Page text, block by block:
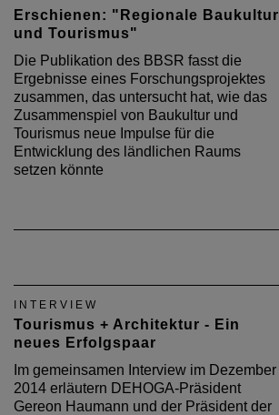
Erschienen: "Regionale Baukultur
und Tourismus"
Die Publikation des BBSR fasst die
Ergebnisse eines Forschungsprojektes
zusammen, das untersucht hat, wie das
Zusammenspiel von Baukultur und
Tourismus neue Impulse für die
Entwicklung des ländlichen Raums
setzen könnte
INTERVIEW
Tourismus + Architektur - Ein
neues Erfolgspaar
Im gemeinsamen Interview im Dezember
2014 erläutern DEHOGA-Präsident
Gereon Haumann und der Präsident der